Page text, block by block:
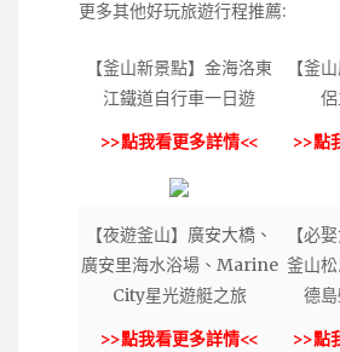
更多其他好玩旅遊行程推薦:
【釜山新景點】金海洛東
江鐵道自行車一日遊
>>點我看更多詳情<<
【釜
>>點
【夜遊釜山】廣安大橋、
廣安里海水浴場、Marine
City星光遊艇之旅
>>點我看更多詳情<<
【必
釜山
德
>>點